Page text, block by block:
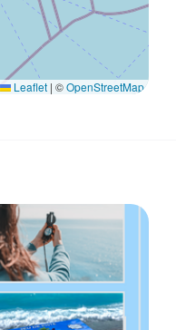
la fiche fournie
votre fiche
?
façons
:
Leaflet | ©OpenStreetMap